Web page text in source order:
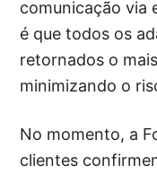
comunicação via
é que todos os
retornados o
minimizando o
No momento, a
clientes